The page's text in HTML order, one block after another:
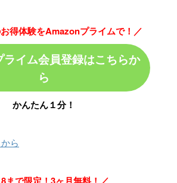
得体験をAmazonプライムで！／
イム会員登録はこちらか
ら
かんたん１分！
ら